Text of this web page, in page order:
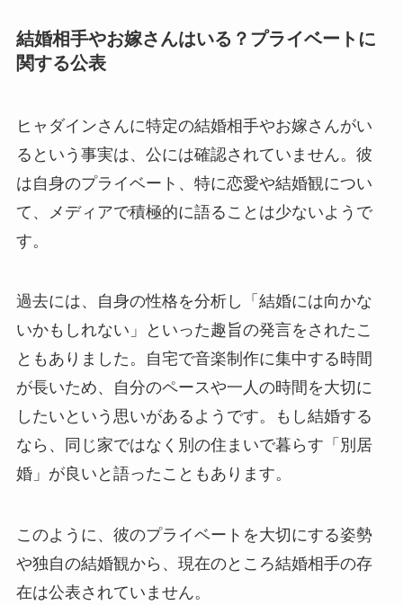
結婚相手やお嫁さんはいる？プライベートに
関する公表
ヒャダインさんに特定の結婚相手やお嫁さんがい
るという事実は、公には確認されていません。彼
は自身のプライベート、特に恋愛や結婚観につい
て、メディアで積極的に語ることは少ないようで
す。
過去には、自身の性格を分析し「結婚には向かな
いかもしれない」といった趣旨の発言をされたこ
ともありました。自宅で音楽制作に集中する時間
が長いため、自分のペースや一人の時間を大切に
したいという思いがあるようです。もし結婚する
なら、同じ家ではなく別の住まいで暮らす「別居
婚」が良いと語ったこともあります。
このように、彼のプライベートを大切にする姿勢
や独自の結婚観から、現在のところ結婚相手の存
在は公表されていません。